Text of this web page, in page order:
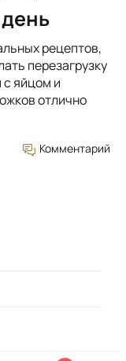
рецептов,
перезагрузку
яйцом и
отлично
Комментарий